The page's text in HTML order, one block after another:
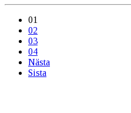
01
02
03
04
Nästa
Sista